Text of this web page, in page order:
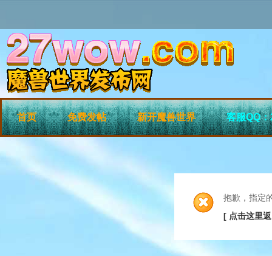
首页 免费发帖 新开魔兽世界 客服QQ
抱歉，指定
[ 点击这里